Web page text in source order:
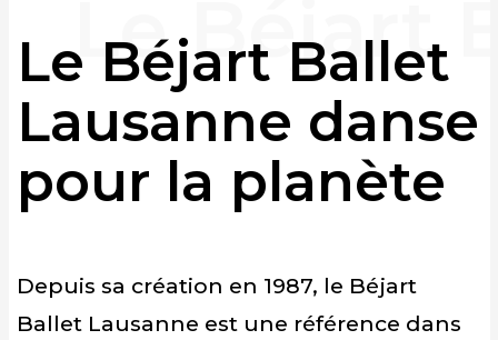
Le Béjart Ballet
Lausanne danse
pour la planète
Depuis sa création en 1987, le Béjart
Ballet Lausanne est une référence dans